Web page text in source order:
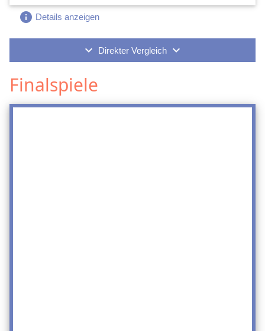
info Details anzeigen
keyboard_arrow_down Direkter Vergleich keyboard_arrow_down
Finalspiele